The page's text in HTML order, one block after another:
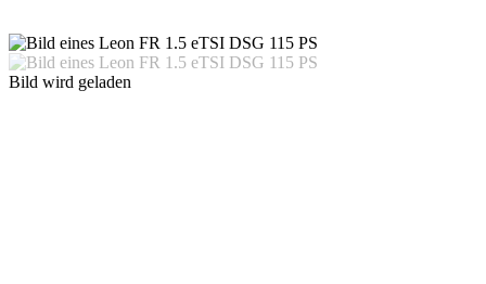
Bild wird geladen